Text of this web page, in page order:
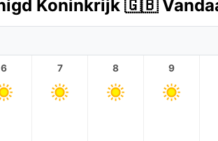
Koninkrijk 🇬🇧
6 7 8 9